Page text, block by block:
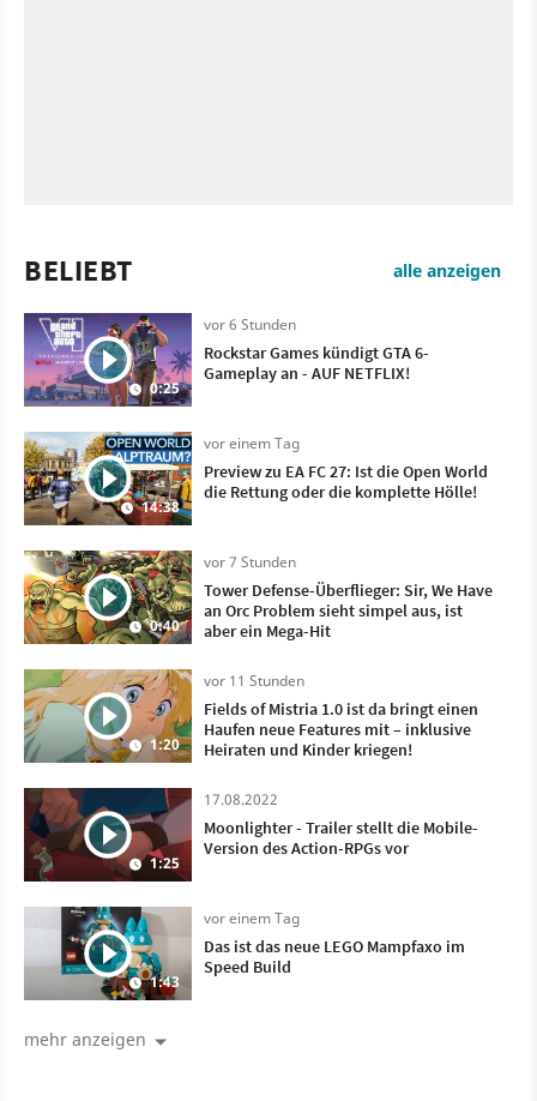
BELIEBT alle anzeigen
0:25
vor 6 Stunden
Rockstar Games kündigt GTA 6-
Gameplay an - AUF NETFLIX!
14:38
vor einem Tag
Preview zu EA FC 27: Ist die Open World
die Rettung oder die komplette Hölle!
0:40
vor 7 Stunden
Tower Defense-Überflieger: Sir, We Have
an Orc Problem sieht simpel aus, ist
aber ein Mega-Hit
1:20
vor 11 Stunden
Fields of Mistria 1.0 ist da bringt einen
Haufen neue Features mit – inklusive
Heiraten und Kinder kriegen!
1:25
17.08.2022
Moonlighter - Trailer stellt die Mobile-
Version des Action-RPGs vor
1:43
vor einem Tag
Das ist das neue LEGO Mampfaxo im
Speed Build
mehr anzeigen